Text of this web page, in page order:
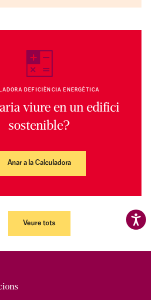
DEFICIÈNCIA ENERGÈTICA
viure en un edifici
sostenible?
Anar a la Calculadora
Veure tots